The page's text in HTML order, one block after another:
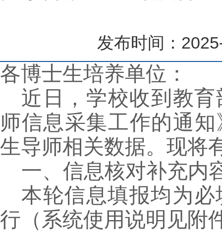
发布时间：
各博士生培养单位：
近日，学校收到教
师信息采集工作的通
生导师相关数据。现将
一、信息核对补充内
本轮信息填报均为
行（系统使用说明见附